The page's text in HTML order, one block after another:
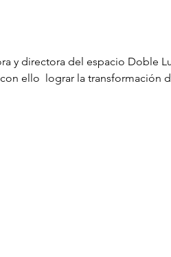
y directora del espacio Doble
ello  lograr la transformación